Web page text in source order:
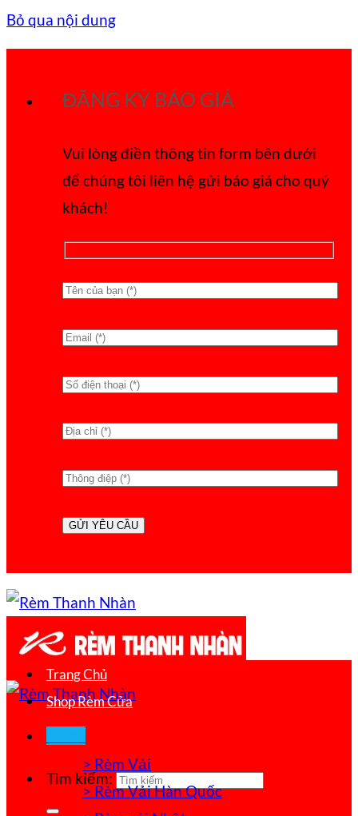
Bỏ qua nội dung
ĐĂNG KÝ BÁO GIÁ
Vui lòng điền thông tin form bên dưới
để chúng tôi liên hệ gửi báo giá cho quý
khách!
Tìm kiếm:
Trang Chủ
Shop Rèm Cửa
> Rèm Vải
> Rèm Vải Hàn Quốc